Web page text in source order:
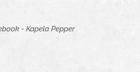
- Kapela Pepper